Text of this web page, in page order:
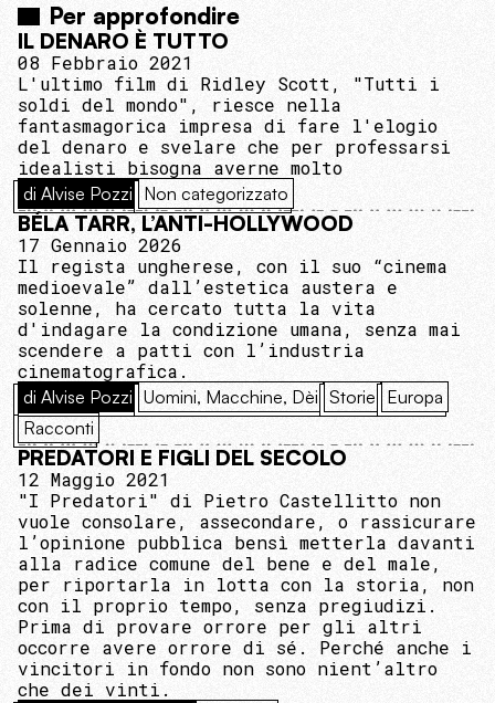
Per approfondire
IL DENARO È TUTTO
08 Febbraio 2021
L'ultimo film di Ridley Scott, "Tutti i
soldi del mondo", riesce nella
fantasmagorica impresa di fare l'elogio
del denaro e svelare che per professarsi
idealisti bisogna averne molto
di Alvise Pozzi Non categorizzato
BÉLA TARR, L’ANTI-HOLLYWOOD
17 Gennaio 2026
Il regista ungherese, con il suo “cinema
medioevale” dall’estetica austera e
solenne, ha cercato tutta la vita
d'indagare la condizione umana, senza mai
scendere a patti con l’industria
cinematografica.
di Alvise Pozzi Uomini, Macchine, Dèi Storie Europa
Racconti
PREDATORI E FIGLI DEL SECOLO
12 Maggio 2021
"I Predatori" di Pietro Castellitto non
vuole consolare, assecondare, o rassicurare
l’opinione pubblica bensì metterla davanti
alla radice comune del bene e del male,
per riportarla in lotta con la storia, non
con il proprio tempo, senza pregiudizi.
Prima di provare orrore per gli altri
occorre avere orrore di sé. Perché anche i
vincitori in fondo non sono nient’altro
che dei vinti.